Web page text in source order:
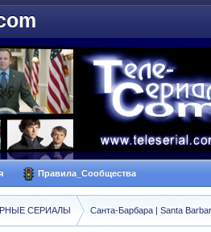
Правила_Сообщества
СЕРИАЛЫ Санта-Барбара | Santa